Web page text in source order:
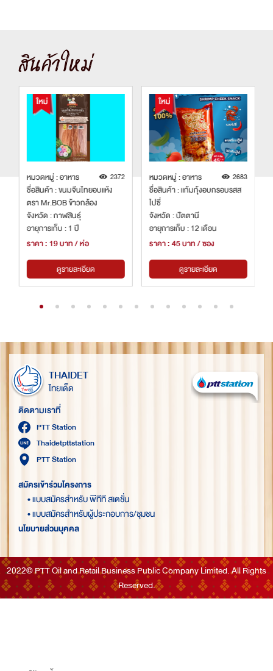
สินค้าใหม่
หมวดหมู่ : อาหาร 2372
ชื่อสินค้า : ขนมจีนไทยอบแห้ง
ตรา Mr.BOB ข้าวกล้อง
จังหวัด : กาฬสินธุ์
อายุการเก็บ : 1 ปี
ราคา : 19 บาท / ห่อ
ดูรายละเอียด
หมวดหมู่ : อาหาร 2683
ชื่อสินค้า : แก้มกุ้งอบกรอบรสส
ไปซี่
จังหวัด : ปัตตานี
อายุการเก็บ : 12 เดือน
ราคา : 45 บาท / ซอง
ดูรายละเอียด
THAIDET
ไทยเด็ด
ติดตามเราที่
PTT Station
Thaidetpttstation
PTT Station
สมัครเข้าร่วมโครงการ
• แบบสมัครสำหรับ พีทีที สเตชั่น
• แบบสมัครสำหรับผู้ประกอบการ/ชุมชน
นโยบายส่วนบุคคล
2022© PTT Oil and Retail Business Public Company Limited. All Rights
Reserved.